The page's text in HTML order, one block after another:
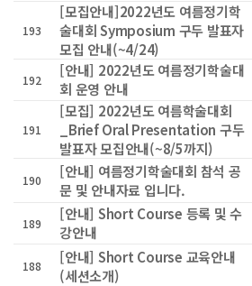
193
[모집안내]2022년도 여름정기학
술대회 Symposium 구두 발표자
모집 안내(~4/24)
192
[안내] 2022년도 여름정기학술대
회 운영 안내
191
[모집] 2022년도 여름학술대회
_Brief Oral Presentation 구두
발표자 모집안내(~8/5까지)
190
[안내] 여름정기학술대회 참석 공
문 및 안내자료 입니다.
189
[안내] Short Course 등록 및 수
강안내
188
[안내] Short Course 교육안내
(세션소개)